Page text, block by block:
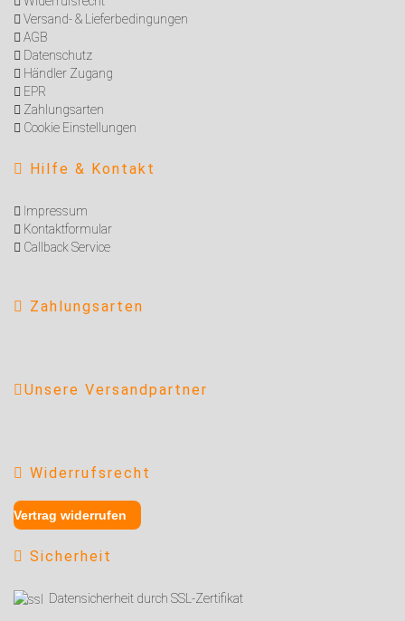
Versand- & Lieferbedingungen
AGB
Datenschutz
Händler Zugang
EPR
Zahlungsarten
Cookie Einstellungen
Hilfe & Kontakt
mpressum
Kontaktformular
Callback Service
Zahlungsarten
Unsere Versandpartner
Widerrufsrecht
Vertrag widerrufen
Sicherheit
Datensicherheit durch SSL-Zertifikat